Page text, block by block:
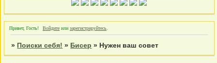
Привет, Гость! Войдите или зарегистрируйтесь
» Поиски себя! » Бисер » Нужен ваш совет